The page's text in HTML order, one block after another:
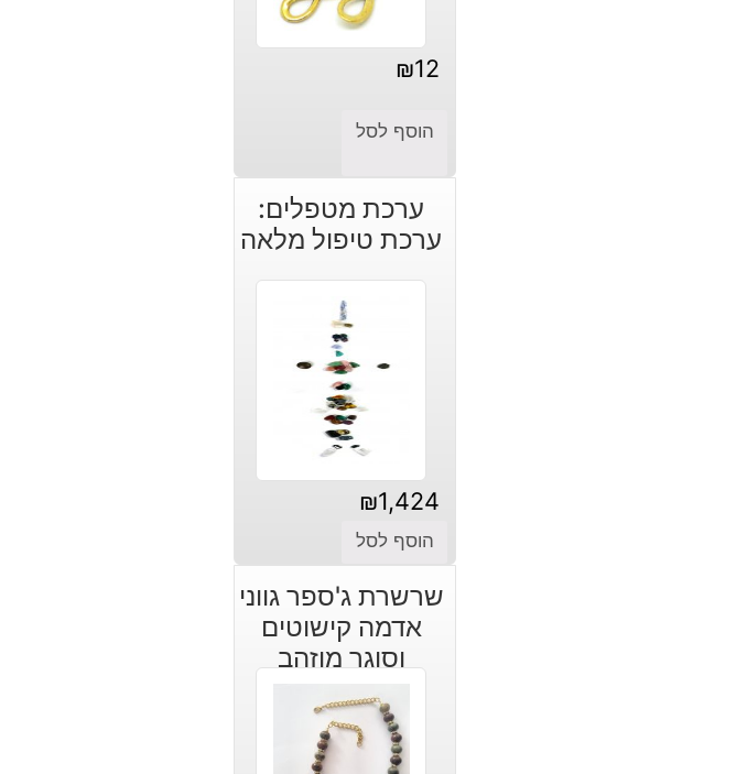
₪12
הוסף לסל
ערכת מטפלים:
ערכת טיפול מלאה
₪1,424
הוסף לסל
שרשרת ג'ספר גווני
אדמה קישוטים
וסוגר מוזהב